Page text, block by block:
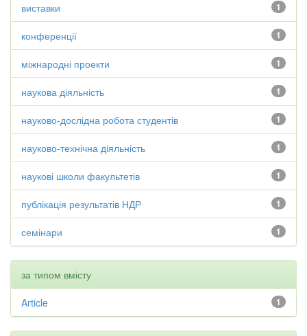
1
виставки
1
конференції
1
міжнародні проекти
1
наукова діяльність
1
науково-дослідна робота студентів
1
науково-технічна діяльність
1
наукові школи факультетів
1
публікація результатів НДР
1
семінари
за типом вмісту
1
Article